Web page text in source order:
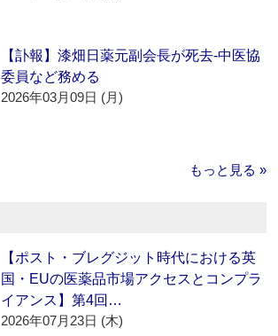
【訃報】漆畑日薬元副会長が死去‐中医協
委員など務める
2026年03月09日 (月)
もっと見る »
【ポスト・ブレグジット時代における英
国・EUの医薬品市場アクセスとコンプラ
イアンス】第4回…
2026年07月23日 (木)